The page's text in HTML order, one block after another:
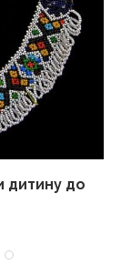
дитину до